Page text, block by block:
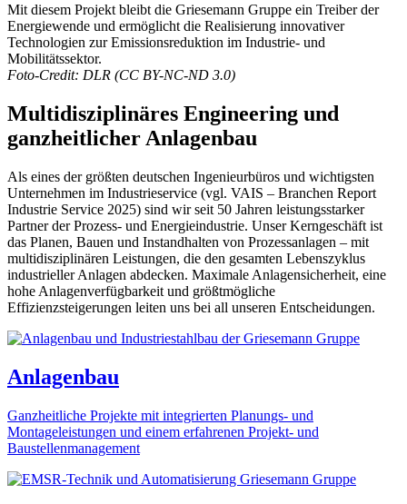
Mit diesem Projekt bleibt die Griesemann Gruppe ein Treiber der
Energiewende und ermöglicht die Realisierung innovativer
Technologien zur Emissionsreduktion im Industrie- und
Mobilitätssektor.
Foto-Credit: DLR (CC BY-NC-ND 3.0)
Multidisziplinäres Engineering und
ganzheitlicher Anlagenbau
Als eines der größten deutschen Ingenieurbüros und wichtigsten
Unternehmen im Industrieservice (vgl. VAIS – Branchen Report
Industrie Service 2025) sind wir seit 50 Jahren leistungsstarker
Partner der Prozess- und Energieindustrie. Unser Kerngeschäft ist
das Planen, Bauen und Instandhalten von Prozessanlagen – mit
multidisziplinären Leistungen, die den gesamten Lebenszyklus
industrieller Anlagen abdecken. Maximale Anlagensicherheit, eine
hohe Anlagenverfügbarkeit und größtmögliche
Effizienzsteigerungen leiten uns bei all unseren Entscheidungen.
Anlagenbau
Ganzheitliche Projekte mit integrierten Planungs- und
Montageleistungen und einem erfahrenen Projekt- und
Baustellenmanagement